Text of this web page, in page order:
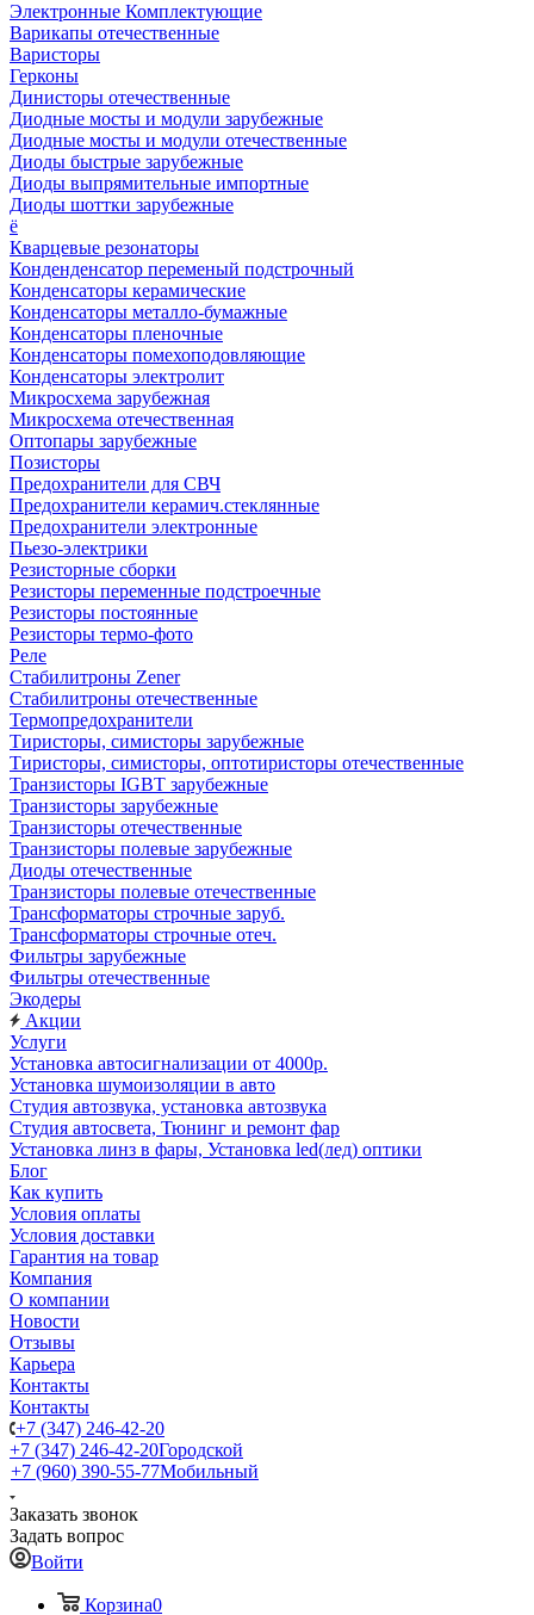
Электронные Комплектующие
Варикапы отечественные
Варисторы
Герконы
Динисторы отечественные
Диодные мосты и модули зарубежные
Диодные мосты и модули отечественные
Диоды быстрые зарубежные
Диоды выпрямительные импортные
Диоды шоттки зарубежные
ё
Кварцевые резонаторы
Конденденсатор переменый подстрочный
Конденсаторы керамические
Конденсаторы металло-бумажные
Конденсаторы пленочные
Конденсаторы помехоподовляющие
Конденсаторы электролит
Микросхема зарубежная
Микросхема отечественная
Оптопары зарубежные
Позисторы
Предохранители для СВЧ
Предохранители керамич.стеклянные
Предохранители электронные
Пьезо-электрики
Резисторные сборки
Резисторы переменные подстроечные
Резисторы постоянные
Резисторы термо-фото
Реле
Стабилитроны Zener
Стабилитроны отечественные
Термопредохранители
Тиристоры, симисторы зарубежные
Тиристоры, симисторы, оптотиристоры отечественные
Транзисторы IGBT зарубежные
Транзисторы зарубежные
Транзисторы отечественные
Транзисторы полевые зарубежные
Диоды отечественные
Транзисторы полевые отечественные
Трансформаторы строчные заруб.
Трансформаторы строчные отеч.
Фильтры зарубежные
Фильтры отечественные
Экодеры
Акции
Услуги
Установка автосигнализации от 4000р.
Установка шумоизоляции в авто
Студия автозвука, установка автозвука
Студия автосвета, Тюнинг и ремонт фар
Установка линз в фары, Установка led(лед) оптики
Блог
Как купить
Условия оплаты
Условия доставки
Гарантия на товар
Компания
О компании
Новости
Отзывы
Карьера
Контакты
Контакты
+7 (347) 246-42-20
+7 (347) 246-42-20Городской
+7 (960) 390-55-77Мобильный
Заказать звонок
Задать вопрос
Войти
Корзина0